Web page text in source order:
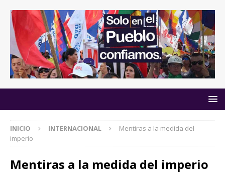
INICIO INTERNACIONAL
Mentiras a la medida del
imperio
Mentiras a la medida del imperio